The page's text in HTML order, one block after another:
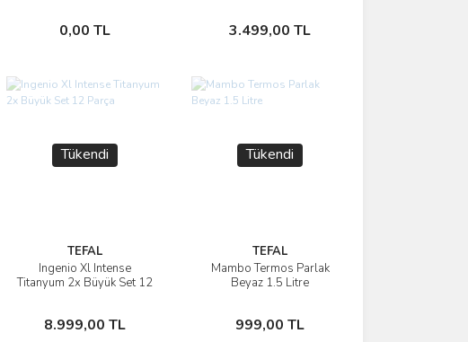
0,00 TL
Stokta Yok 3.499,00 TL
Stokta Yok
Tükendi
TEFAL
Ingenio Xl Intense
Titanyum 2x Büyük Set 12
8.999,00 TL
İncele
Stokta Yok
Tükendi
TEFAL
Mambo Termos Parlak
Beyaz 1.5 Litre
999,00 TL
İncele
Stokta Yok